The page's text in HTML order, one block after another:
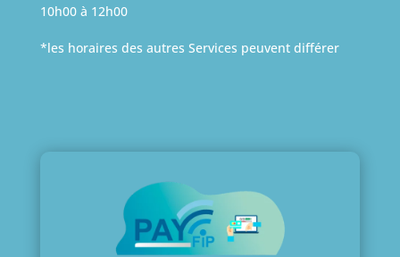
10h00 à 12h00
*les horaires des autres Services peuvent différer